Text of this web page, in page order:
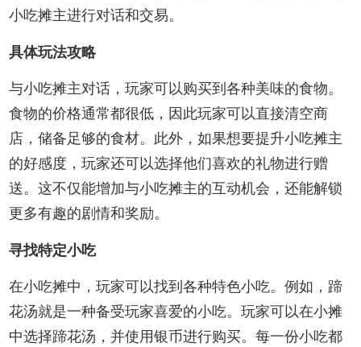
小吃摊主进行对话和交易。
具体玩法攻略
与小吃摊主对话，玩家可以购买到各种美味的食物。
食物的价格通常都很低，因此玩家可以直接清空商
店，储备足够的食材。此外，如果想要提升小吃摊主
的好感度，玩家还可以选择他们喜欢的礼物进行赠
送。这不仅能增加与小吃摊主的互动机会，还能解锁
更多有趣的剧情和奖励。
寻找特定小吃
在小吃摊中，玩家可以找到各种特色小吃。例如，蹄
花汤就是一种备受玩家喜爱的小吃。玩家可以在小摊
中选择蹄花汤，并使用银币进行购买。每一份小吃都